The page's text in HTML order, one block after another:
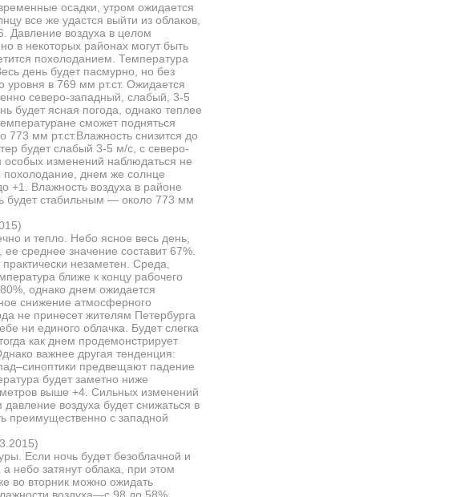
осадки, утром ожидается
все же удастся выйти из облаков,
Давление воздуха в целом
в некоторых районах могут быть
похолоданием. Температура
день будет пасмурно, но без
уровня в 769 мм рт.ст. Ожидается
северо-западный, слабый, 3-5
будет ясная погода, однако теплее
сможет подняться
мм рт.ст.Влажность снизится до
будет слабый 3-5 м/с, с северо-
изменений наблюдаться не
днем же солнце
+1. Влажность воздуха в районе
будет стабильным — около 773 мм
и тепло. Небо ясное весь день,
среднее значение составит 67%.
незаметен. Среда,
ближе к концу рабочего
однако днем ожидается
снижение атмосферного
не принесет жителям Петербурга
ни единого облачка. Будет слегка
как днем продемонстрирует
важнее другая тенденция:
предвещают падение
будет заметно ниже
выше +4. Сильных изменений
воздуха будет снижаться в
преимущественно с западной
Если ночь будет безоблачной и
небо затянут облака, при этом
во вторник можно ожидать